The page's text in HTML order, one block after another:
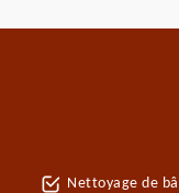
Nettoyage de